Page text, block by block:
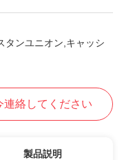
タンユニオン,キャッシ
連絡してください
製品説明